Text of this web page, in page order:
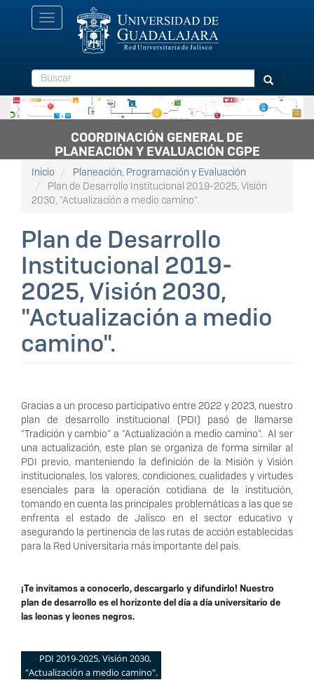
Toggle
navigation
Buscar Buscar
COORDINACIÓN GENERAL DE
PLANEACIÓN Y EVALUACIÓN CGPE
Inicio
Planeación, Programación y Evaluación
Plan de Desarrollo Institucional 2019-2025, Visión
2030, "Actualización a medio camino".
Plan de Desarrollo
Institucional 2019-
2025, Visión 2030,
"Actualización a medio
camino".
Gracias a un proceso participativo entre 2022 y 2023, nuestro
plan de desarrollo institucional (PDI) pasó de llamarse
"Tradición y cambio" a "Actualización a medio camino". Al ser
una actualización, este plan se organiza de forma similar al
PDI previo, manteniendo la definición de la Misión y Visión
institucionales, los valores, condiciones, cualidades y virtudes
esenciales para la operación cotidiana de la institución,
tomando en cuenta las principales problemáticas a las que se
enfrenta el estado de Jalisco en el sector educativo y
asegurando la pertinencia de las rutas de acción establecidas
para la Red Universitaria más importante del país.
¡Te invitamos a conocerlo, descargarlo y difundirlo! Nuestro
plan de desarrollo es el horizonte del día a día universitario de
las leonas y leones negros.
> PDI 2019-2025, Visión 2030,
"Actualización a medio camino".